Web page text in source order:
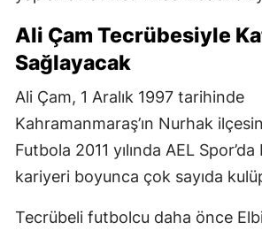
Ali Çam Tecrübesiyle
Sağlayacak
Ali Çam, 1 Aralık 1997 tarihinde
Kahramanmaraş’ın Nurhak
Futbola 2011 yılında AEL
kariyeri boyunca çok sayıda
Tecrübeli futbolcu daha önce